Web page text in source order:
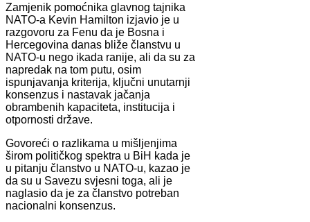
Zamjenik pomoćnika glavnog tajnika
NATO-a Kevin Hamilton izjavio je u
razgovoru za Fenu da je Bosna i
Hercegovina danas bliže članstvu u
NATO-u nego ikada ranije, ali da su za
napredak na tom putu, osim
ispunjavanja kriterija, ključni unutarnji
konsenzus i nastavak jačanja
obrambenih kapaciteta, institucija i
otpornosti države.
Govoreći o razlikama u mišljenjima
širom političkog spektra u BiH kada je
u pitanju članstvo u NATO-u, kazao je
da su u Savezu svjesni toga, ali je
naglasio da je za članstvo potreban
nacionalni konsenzus.